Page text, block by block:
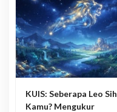
KUIS: Seberapa Leo Sih
Kamu? Mengukur